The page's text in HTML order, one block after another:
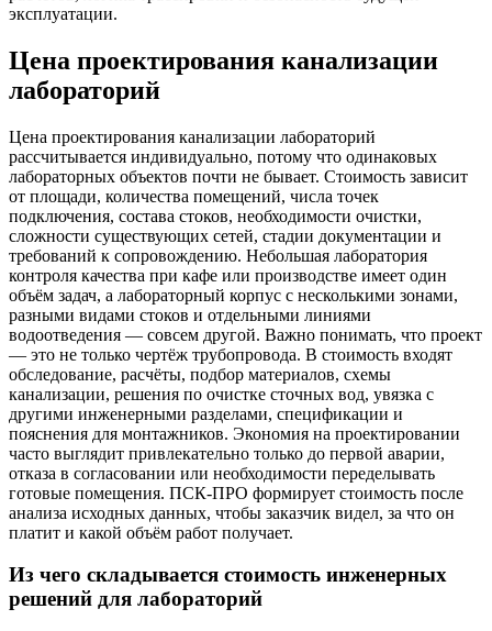
эксплуатации.
Цена проектирования канализации
лабораторий
Цена проектирования канализации лабораторий
рассчитывается индивидуально, потому что одинаковых
лабораторных объектов почти не бывает. Стоимость зависит
от площади, количества помещений, числа точек
подключения, состава стоков, необходимости очистки,
сложности существующих сетей, стадии документации и
требований к сопровождению. Небольшая лаборатория
контроля качества при кафе или производстве имеет один
объём задач, а лабораторный корпус с несколькими зонами,
разными видами стоков и отдельными линиями
водоотведения — совсем другой. Важно понимать, что проект
— это не только чертёж трубопровода. В стоимость входят
обследование, расчёты, подбор материалов, схемы
канализации, решения по очистке сточных вод, увязка с
другими инженерными разделами, спецификации и
пояснения для монтажников. Экономия на проектировании
часто выглядит привлекательно только до первой аварии,
отказа в согласовании или необходимости переделывать
готовые помещения. ПСК-ПРО формирует стоимость после
анализа исходных данных, чтобы заказчик видел, за что он
платит и какой объём работ получает.
Из чего складывается стоимость инженерных
решений для лабораторий